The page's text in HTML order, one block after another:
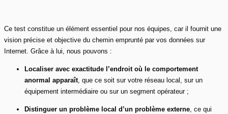
Ce test constitue un élément essentiel pour nos équipes, car il fournit une
vision précise et objective du chemin emprunté par vos données sur
Internet. Grâce à lui, nous pouvons :
Localiser avec exactitude l’endroit où le comportement
anormal apparaît, que ce soit sur votre réseau local, sur un
équipement intermédiaire ou sur un segment opérateur ;
Distinguer un problème local d’un problème externe , ce qui